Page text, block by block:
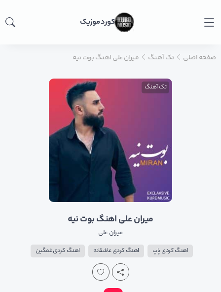
کورد موزیک
صفحه اصلی تک آهنگ میران علی اهنگ بوت نیه
تک آهنگ
میران علی اهنگ بوت نیه
میران علی
اهنگ کردی پاپ اهنگ کردی عاشقانه اهنگ کردی غمگین